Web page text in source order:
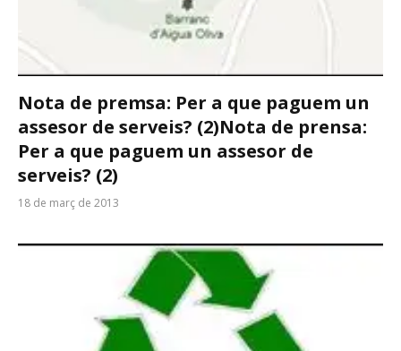
Nota de premsa: Per a que paguem un
assesor de serveis? (2)Nota de prensa:
Per a que paguem un assesor de
serveis? (2)
18 de març de 2013